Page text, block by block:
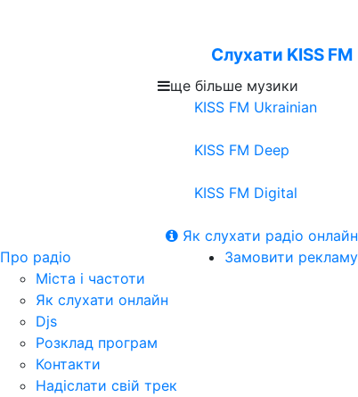
Слухати KISS FM
ще більше музики
KISS FM Ukrainian
KISS FM Deep
KISS FM Digital
Як слухати радіо онлайн
Про радіо
Міста і частоти
Як слухати онлайн
Djs
Розклад програм
Контакти
Надіслати свій трек
Замовити рекламу